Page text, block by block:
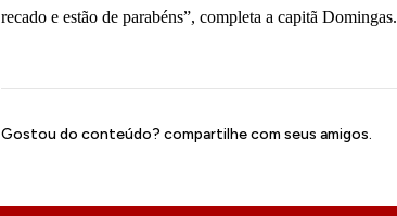
recado e estão de parabéns”, completa a capitã Domingas.
Gostou do conteúdo? compartilhe com seus amigos.